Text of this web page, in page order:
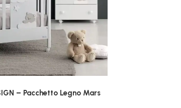
– Pacchetto Legno Mars